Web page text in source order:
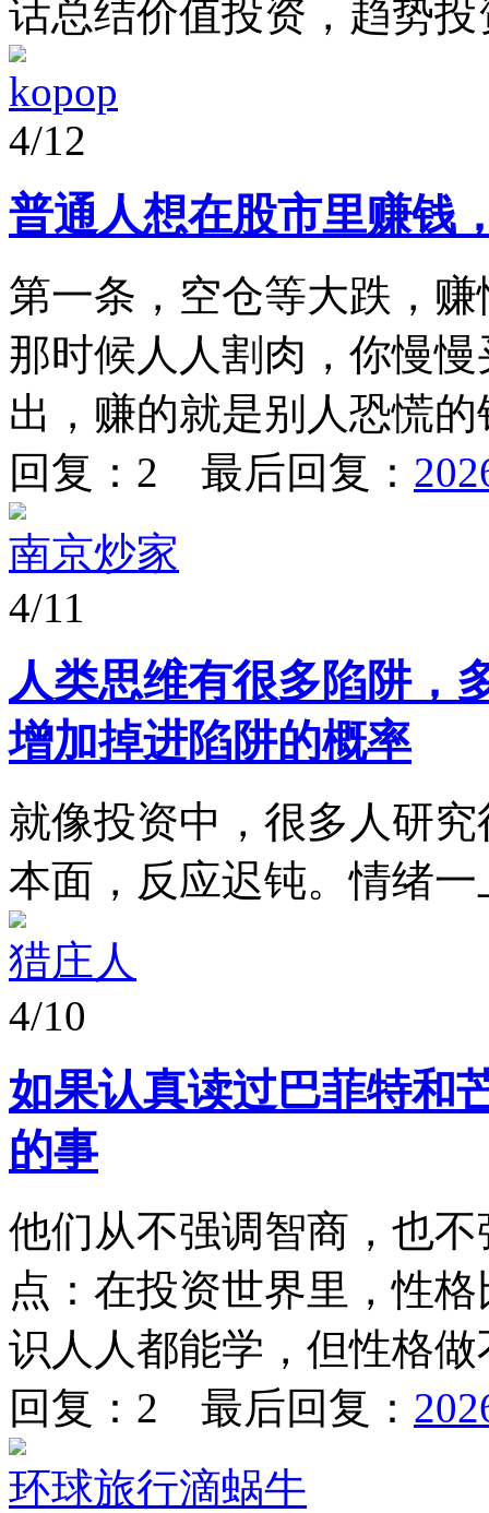
话总结价值投资，趋势
kopop
4/12
普通人想在股市里赚钱
第一条，空仓等大跌，
那时候人人割肉，你慢
出，赚的就是别人恐慌
回复：2 最后回复：
南京炒家
4/11
人类思维有很多陷阱，
增加掉进陷阱的概率
就像投资中，很多人研
本面，反应迟钝。情绪
猎庄人
4/10
如果认真读过巴菲特和
的事
他们从不强调智商，也
点：在投资世界里，性
识人人都能学，但性格
回复：2 最后回复：
环球旅行滴蜗牛